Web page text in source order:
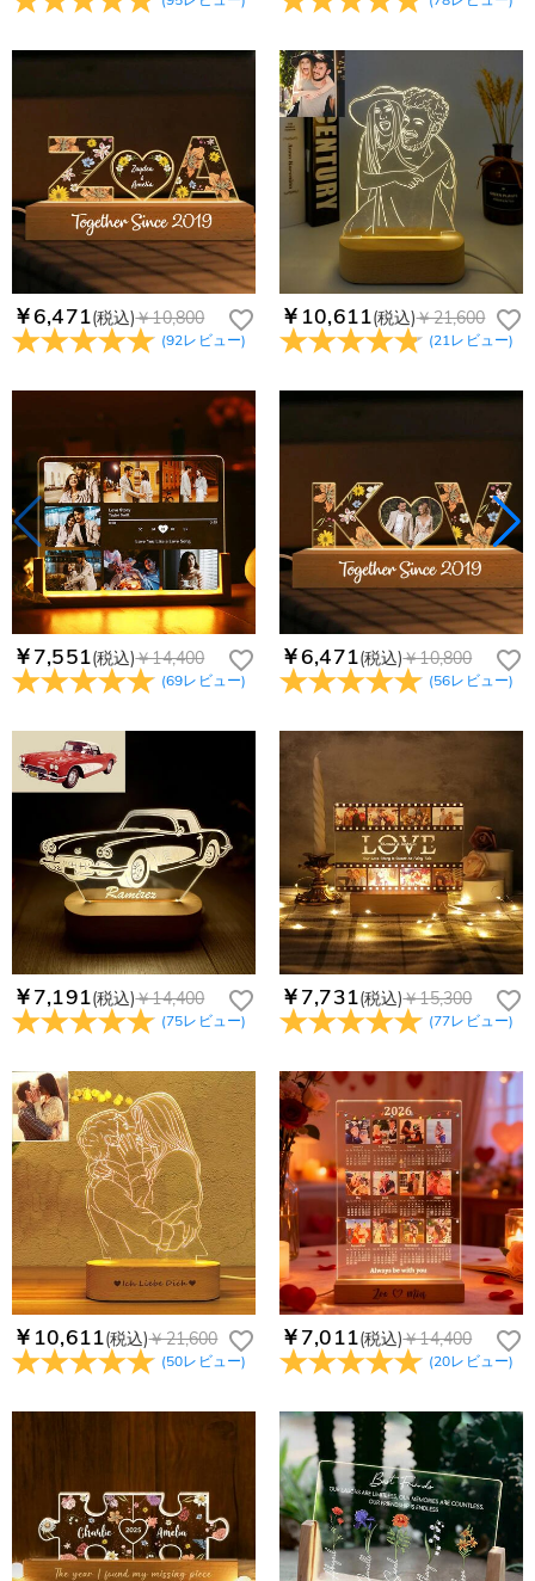
策：迷惑メールフォルダに届いているDrawelryからのメールを
メールが正しく届くように、迷惑メールフィルターの設定を変
更してください。原因②通信状態などによりメールの到着が遅
れている。解決策：数時間たっても届かない場合は、今後お送
りするメールも遅れる可能性がありますので、別のメールアド
レスからお名前とご住所を記載したメールを
service@drawelry.jp へ送信してください。原因③メールアド
レスの入力に誤りがある。解決策：お名前とご住所を記載した
メールを service@drawelry.jp へ送信してください。
Paypal、ApplePay、GooglePayからお選びいただけます。
コンビニ前払いのお支払い期限はご注文から 6 日間となりま
支払い情報は保護されますか？
お支払い情報は高度なセキュリティで保護されております。お
客様のお支払い情報は当社のサーバーに一切保存されません。
Paypal又はクレジットカート発行会社によって処理されます。
個人情報は保護されますか？
当社では、個人情報保護を目的としたコンプライアンスに則
り、プライバシーポリシーを定めています。お客様に安心かつ
安全にご利用いただけるよう最善の注意を払い、個人情報を厳
重に取り扱っています。 詳細は
プライバシーポリシーまでご
確認ください
￥6,471(税込)￥10,800
(92レビュー)
￥10,611(税込)￥21,600
(21レビュー)
￥7,551(税込)￥14,400
(69レビュー)
￥6,471(税込)￥10,800
(56レビュー)
￥7,191(税込)￥14,400
(75レビュー)
￥7,731(税込)￥15,300
(77レビュー)
￥10,611(税込)￥21,600
(50レビュー)
￥7,011(税込)￥14,400
(20レビュー)